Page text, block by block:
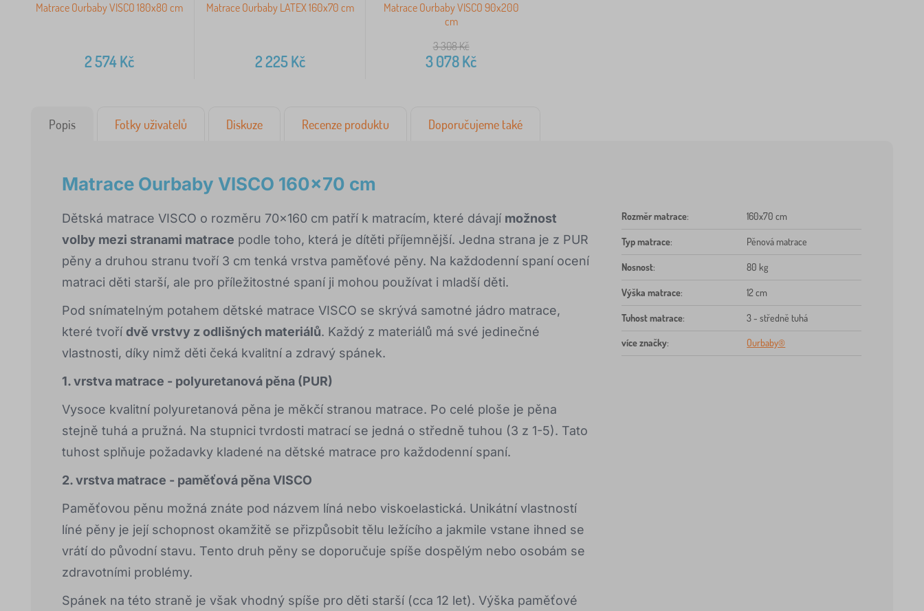
Matrace Ourbaby VISCO 180x80 cm
2 574Kč
Matrace Ourbaby LATEX 160x70 cm
2 225Kč
Matrace Ourbaby VISCO 90x200
cm
3 308Kč
3 078Kč
Popis Fotky uživatelů Diskuze Recenze produktu Doporučujeme také
Matrace Ourbaby VISCO 160x70 cm
Dětská matrace VISCO o rozměru 70x160 cm patří k matracím, které dávají možnost
volby mezi stranami matrace podle toho, která je dítěti příjemnější. Jedna strana je z PUR
pěny a druhou stranu tvoří 3 cm tenká vrstva paměťové pěny. Na každodenní spaní ocení
matraci děti starší, ale pro příležitostné spaní ji mohou používat i mladší děti.
Pod snímatelným potahem dětské matrace VISCO se skrývá samotné jádro matrace,
které tvoří dvě vrstvy z odlišných materiálů. Každý z materiálů má své jedinečné
vlastnosti, díky nimž děti čeká kvalitní a zdravý spánek.
1. vrstva matrace - polyuretanová pěna (PUR)
Vysoce kvalitní polyuretanová pěna je měkčí stranou matrace. Po celé ploše je pěna
stejně tuhá a pružná. Na stupnici tvrdosti matrací se jedná o středně tuhou (3 z 1-5). Tato
tuhost splňuje požadavky kladené na dětské matrace pro každodenní spaní.
2. vrstva matrace - paměťová pěna VISCO
Paměťovou pěnu možná znáte pod názvem líná nebo viskoelastická. Unikátní vlastností
líné pěny je její schopnost okamžitě se přizpůsobit tělu ležícího a jakmile vstane ihned se
vrátí do původní stavu. Tento druh pěny se doporučuje spíše dospělým nebo osobám se
zdravotními problémy.
Spánek na této straně je však vhodný spíše pro děti starší (cca 12 let). Výška paměťové
Rozměr matrace: 160x70 cm
Typ matrace: Pěnová matrace
Nosnost: 80 kg
Výška matrace: 12 cm
Tuhost matrace: 3 - středně tuhá
více značky: Ourbaby®